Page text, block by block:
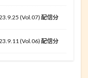
(Vol.07) 配信分
(Vol.06) 配信分